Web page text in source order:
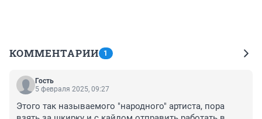
КОММЕНТАРИИ 1
Гость
5 февраля 2025, 09:27
Этого так называемого "народного" артиста, пора